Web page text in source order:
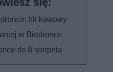
hit kawowy
w Biedronce
do 8 sierpnia